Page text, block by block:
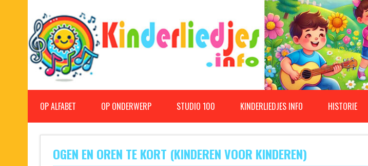
Kinderliedjes
OP ALFABET OP ONDERWERP STUDIO 100 KINDERLIEDJES INFO HISTORIE
OGEN EN OREN TE KORT (KINDEREN VOOR KINDEREN)